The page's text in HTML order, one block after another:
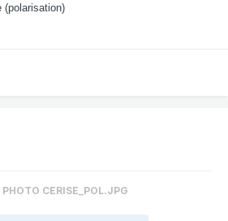
(polarisation)
CERISE_POL.JPG